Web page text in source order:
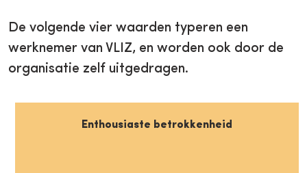
De volgende vier waarden typeren een
werknemer van VLIZ, en worden ook door de
organisatie zelf uitgedragen.
Enthousiaste betrokkenheid